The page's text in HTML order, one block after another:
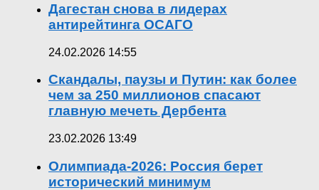
Дагестан снова в лидерах
антирейтинга ОСАГО
24.02.2026 14:55
Скандалы, паузы и Путин: как более
чем за 250 миллионов спасают
главную мечеть Дербента
23.02.2026 13:49
Олимпиада-2026: Россия берет
исторический минимум